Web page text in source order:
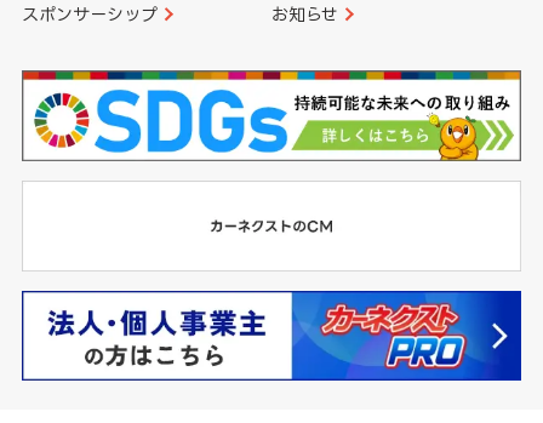
スポンサーシップ お知らせ